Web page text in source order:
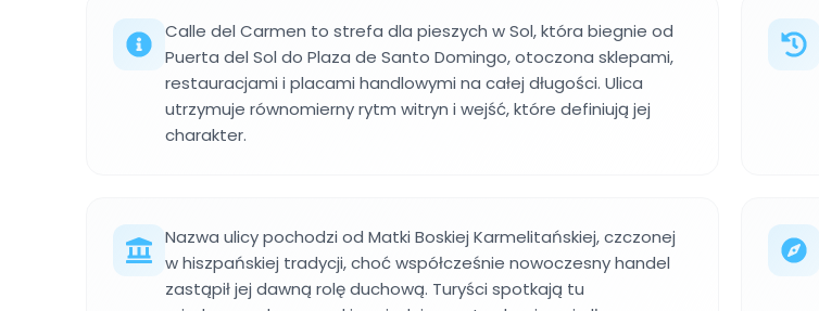
Calle del Carmen to strefa dla pieszych w Sol, która biegnie od
Puerta del Sol do Plaza de Santo Domingo, otoczona sklepami,
restauracjami i placami handlowymi na całej długości. Ulica
utrzymuje równomierny rytm witryn i wejść, które definiują jej
charakter.
Nazwa ulicy pochodzi od Matki Boskiej Karmelitańskiej, czczonej
w hiszpańskiej tradycji, choć współcześnie nowoczesny handel
zastąpił jej dawną rolę duchową. Turyści spotkają tu